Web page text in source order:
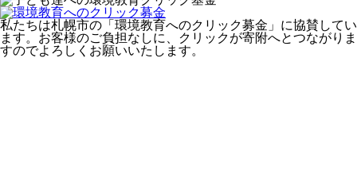
私たちは札幌市の「環境教育へのクリック募金」に協賛してい
ます。お客様のご負担なしに、クリックが寄附へとつながりま
すのでよろしくお願いいたします。